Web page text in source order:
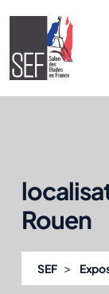
Rouen
SEF >